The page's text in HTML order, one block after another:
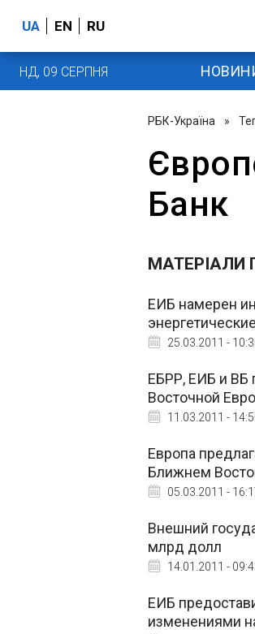
UA EN RU
НД, 09 СЕРПНЯ
РБК-Україна »
Банк
МАТЕРІАЛИ
ЕИБ намерен
25.03.2011 -
ЕБРР, ЕИБ и ВБ
Восточной
11.03.2011 -
Европа
Ближнем
05.03.2011 -
Внешний
млрд долл
14.01.2011 -
ЕИБ
изменениями